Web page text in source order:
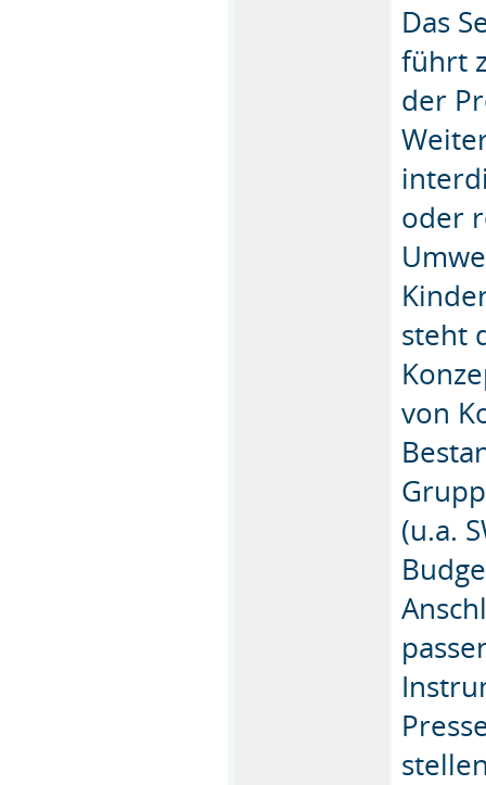
Das
führt
der
oder
steht
von
(u.a.